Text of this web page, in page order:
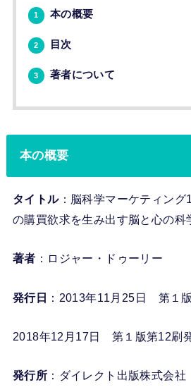
1 本の概要
2 目次
3 著者について
本の概要
タイトル：脳科学マーケティング
の購買欲求を生み出す脳と心の科
著者 ：ロジャー・ドゥーリー
発行日 ：2013年11月25日 第１
2018年12月17日 第１版第12刷
発行所 ：ダイレクト出版株式会社